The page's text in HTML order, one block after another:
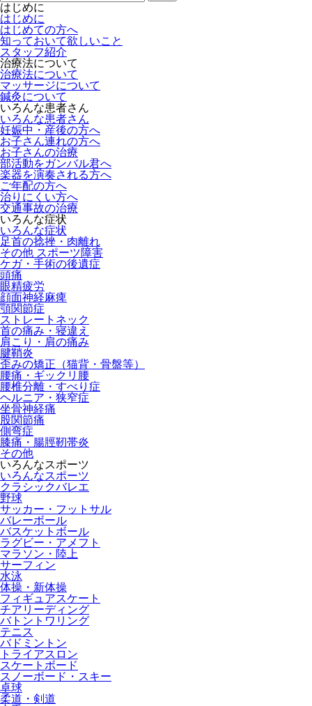
はじめに
はじめに
はじめての方へ
知っておいて欲しいこと
スタッフ紹介
治療法について
治療法について
マッサージについて
鍼灸について
いろんな患者さん
いろんな患者さん
妊娠中・産後の方へ
お子さん連れの方へ
お子さんの治療
部活動をガンバル君へ
楽器を演奏される方へ
ご年配の方へ
治りにくい方へ
交通事故の治療
いろんな症状
いろんな症状
足首の捻挫・肉離れ
その他 スポーツ障害
ケガ・手術の後遺症
頭痛
眼精疲労
顔面神経麻痺
顎関節症
ストレートネック
首の痛み・寝違え
肩こり・肩の痛み
腱鞘炎
歪みの矯正（猫背・骨盤等）
腰痛・ギックリ腰
腰椎分離・すべり症
ヘルニア・狭窄症
坐骨神経痛
股関節痛
側弯症
膝痛・腸脛靭帯炎
その他
いろんなスポーツ
いろんなスポーツ
クラシックバレエ
野球
サッカー・フットサル
バレーボール
バスケットボール
ラグビー・アメフト
マラソン・陸上
サーフィン
水泳
体操・新体操
フィギュアスケート
チアリーディング
バトントワリング
テニス
バドミントン
トライアスロン
スケートボード
スノーボード・スキー
卓球
柔道・剣道